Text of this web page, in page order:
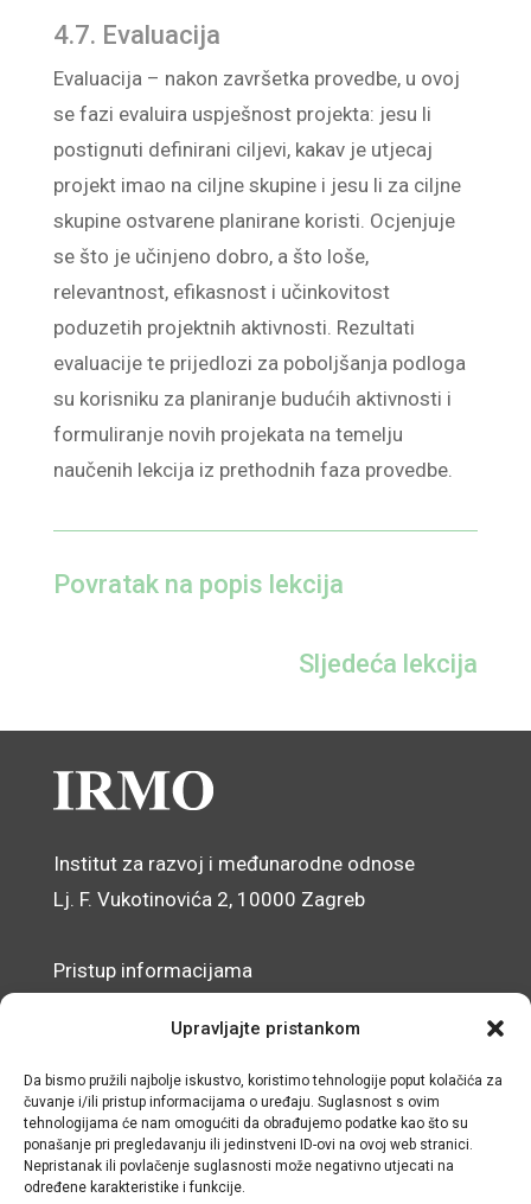
Upravljajte pristankom
Da bismo pružili najbolje iskustvo, koristimo tehnologije poput kolačića za
čuvanje i/ili pristup informacijama o uređaju. Suglasnost s ovim
tehnologijama će nam omogućiti da obrađujemo podatke kao što su
ponašanje pri pregledavanju ili jedinstveni ID-ovi na ovoj web stranici.
Nepristanak ili povlačenje suglasnosti može negativno utjecati na
određene karakteristike i funkcije.
4.7. Evaluacija
Evaluacija – nakon završetka provedbe, u ovoj
se fazi evaluira uspješnost projekta: jesu li
postignuti definirani ciljevi, kakav je utjecaj
projekt imao na ciljne skupine i jesu li za ciljne
skupine ostvarene planirane koristi. Ocjenjuje
se što je učinjeno dobro, a što loše,
relevantnost, efikasnost i učinkovitost
poduzetih projektnih aktivnosti. Rezultati
evaluacije te prijedlozi za poboljšanja podloga
su korisniku za planiranje budućih aktivnosti i
formuliranje novih projekata na temelju
naučenih lekcija iz prethodnih faza provedbe.
Povratak na popis lekcija
Sljedeća lekcija
Institut za razvoj i međunarodne odnose
Lj. F. Vukotinovića 2, 10000 Zagreb
Pristup informacijama
Izjava o pristupačnosti mrežnog sjedišta
© IRMO – Impresum
OIB: 31120185175